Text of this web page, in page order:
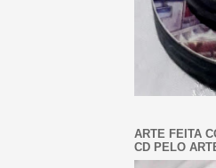
ARTE FEITA
CD PELO